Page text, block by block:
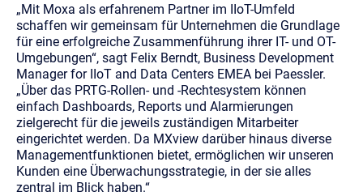
„Mit Moxa als erfahrenem Partner im IIoT-Umfeld
schaffen wir gemeinsam für Unternehmen die Grundlage
für eine erfolgreiche Zusammenführung ihrer IT- und OT-
Umgebungen“, sagt Felix Berndt, Business Development
Manager for IIoT and Data Centers EMEA bei Paessler.
„Über das PRTG-Rollen- und -Rechtesystem können
einfach Dashboards, Reports und Alarmierungen
zielgerecht für die jeweils zuständigen Mitarbeiter
eingerichtet werden. Da MXview darüber hinaus diverse
Managementfunktionen bietet, ermöglichen wir unseren
Kunden eine Überwachungsstrategie, in der sie alles
zentral im Blick haben.“